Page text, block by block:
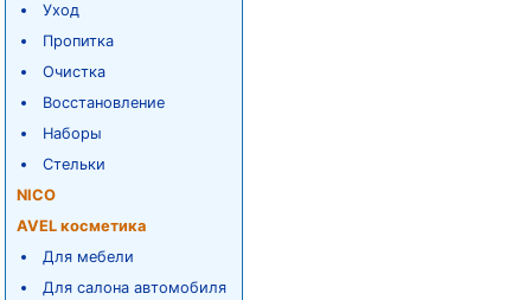
Уход
Пропитка
Очистка
Восстановление
Наборы
Стельки
NICO
AVEL косметика
Для мебели
Для салона автомобиля